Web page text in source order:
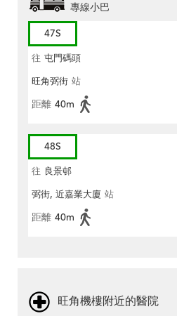
專線小巴
47S
往 屯門碼頭
旺角弼街 站
距離 40m
48S
往 良景邨
弼街, 近嘉業大廈 站
距離 40m
旺角機樓附近的醫院